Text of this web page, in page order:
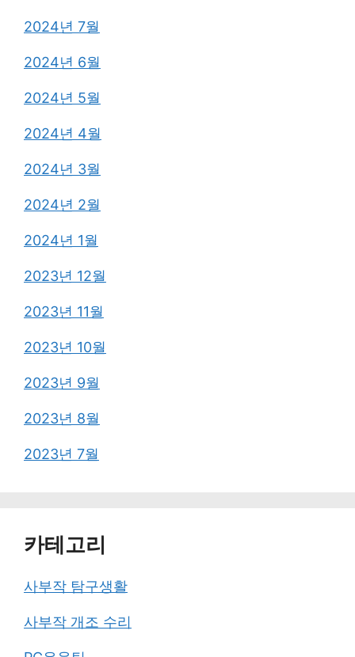
2024년 7월
2024년 6월
2024년 5월
2024년 4월
2024년 3월
2024년 2월
2024년 1월
2023년 12월
2023년 11월
2023년 10월
2023년 9월
2023년 8월
2023년 7월
카테고리
사부작 탐구생활
사부작 개조 수리